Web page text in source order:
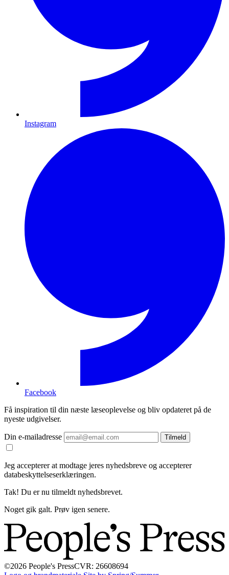
Instagram
Facebook
Få inspiration til din næste læseoplevelse og bliv opdateret på de
nyeste udgivelser.
Din e-mailadresse Tilmeld
Jeg accepterer at modtage jeres nyhedsbreve og accepterer
databeskyttelseserklæringen.
Tak! Du er nu tilmeldt nyhedsbrevet.
Noget gik galt. Prøv igen senere.
©2026 People's PressCVR: 26608694